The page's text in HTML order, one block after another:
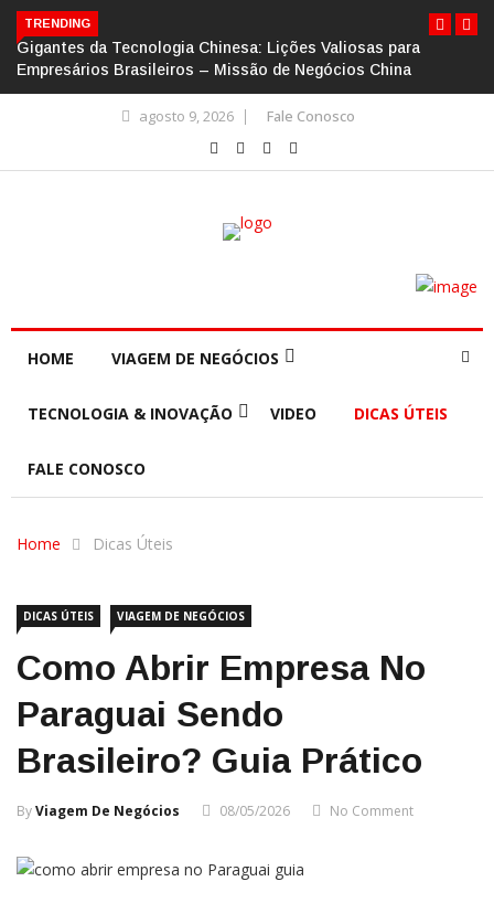
TRENDING
Gigantes da Tecnologia Chinesa: Lições Valiosas para
Empresários Brasileiros – Missão de Negócios China
agosto 9, 2026 Fale Conosco
HOME VIAGEM DE NEGÓCIOS
TECNOLOGIA & INOVAÇÃO VIDEO DICAS ÚTEIS
FALE CONOSCO
Home Dicas Úteis
DICAS ÚTEIS VIAGEM DE NEGÓCIOS
Como Abrir Empresa No
Paraguai Sendo
Brasileiro? Guia Prático
ByViagem De Negócios 08/05/2026 No Comment